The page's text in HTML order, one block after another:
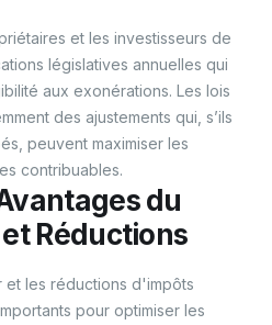
et les investisseurs de
législatives annuelles qui
aux exonérations. Les lois
des ajustements qui, s’ils
peuvent maximiser les
contribuables.
du
Réductions
et les réductions d'impôts
pour optimiser les